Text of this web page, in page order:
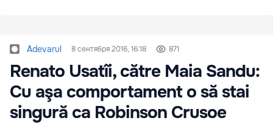
Adevarul 8 сентября 2016, 16:18 871
Renato Usatîi, către Maia Sandu:
Cu aşa comportament o să stai
singură ca Robinson Crusoe